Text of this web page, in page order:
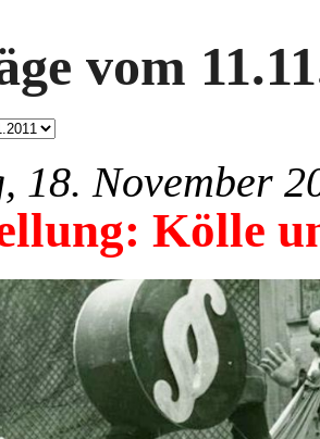
vom
18. November
Kölle